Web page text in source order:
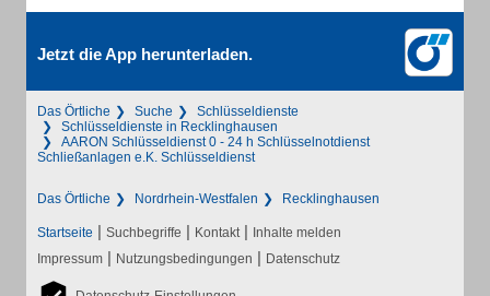
Jetzt die App herunterladen.
Das Örtliche Suche
Schlüsseldienste
Schlüsseldienste in Recklinghausen
AARON Schlüsseldienst 0 - 24 h Schlüsselnotdienst
Schließanlagen e.K. Schlüsseldienst
Das Örtliche Nordrhein-Westfalen Recklinghausen
Startseite | Suchbegriffe | Kontakt | Inhalte melden
Impressum | Nutzungsbedingungen | Datenschutz